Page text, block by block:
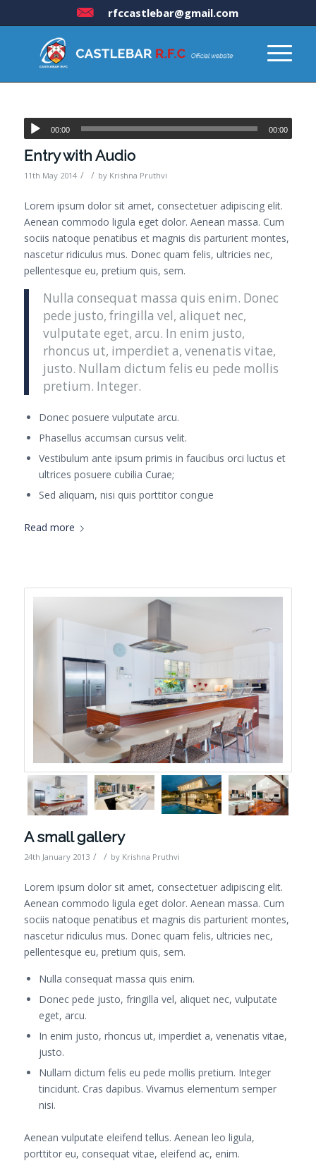
rfccastlebar@gmail.com
00:00 00:00
Entry with Audio
11th May 2014 / / by Krishna Pruthvi
Lorem ipsum dolor sit amet, consectetuer adipiscing elit.
Aenean commodo ligula eget dolor. Aenean massa. Cum
sociis natoque penatibus et magnis dis parturient montes,
nascetur ridiculus mus. Donec quam felis, ultricies nec,
pellentesque eu, pretium quis, sem.
Nulla consequat massa quis enim. Donec
pede justo, fringilla vel, aliquet nec,
vulputate eget, arcu. In enim justo,
rhoncus ut, imperdiet a, venenatis vitae,
justo. Nullam dictum felis eu pede mollis
pretium. Integer.
Donec posuere vulputate arcu.
Phasellus accumsan cursus velit.
Vestibulum ante ipsum primis in faucibus orci luctus et
ultrices posuere cubilia Curae;
Sed aliquam, nisi quis porttitor congue
Read more
A small gallery
24th January 2013 / / by Krishna Pruthvi
Lorem ipsum dolor sit amet, consectetuer adipiscing elit.
Aenean commodo ligula eget dolor. Aenean massa. Cum
sociis natoque penatibus et magnis dis parturient montes,
nascetur ridiculus mus. Donec quam felis, ultricies nec,
pellentesque eu, pretium quis, sem.
Nulla consequat massa quis enim.
Donec pede justo, fringilla vel, aliquet nec, vulputate
eget, arcu.
In enim justo, rhoncus ut, imperdiet a, venenatis vitae,
justo.
Nullam dictum felis eu pede mollis pretium. Integer
tincidunt. Cras dapibus. Vivamus elementum semper
nisi.
Aenean vulputate eleifend tellus. Aenean leo ligula,
porttitor eu, consequat vitae, eleifend ac, enim.